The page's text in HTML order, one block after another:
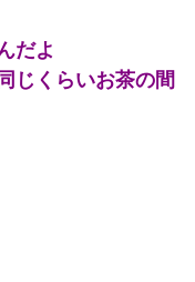
だよ
じくらいお茶の間